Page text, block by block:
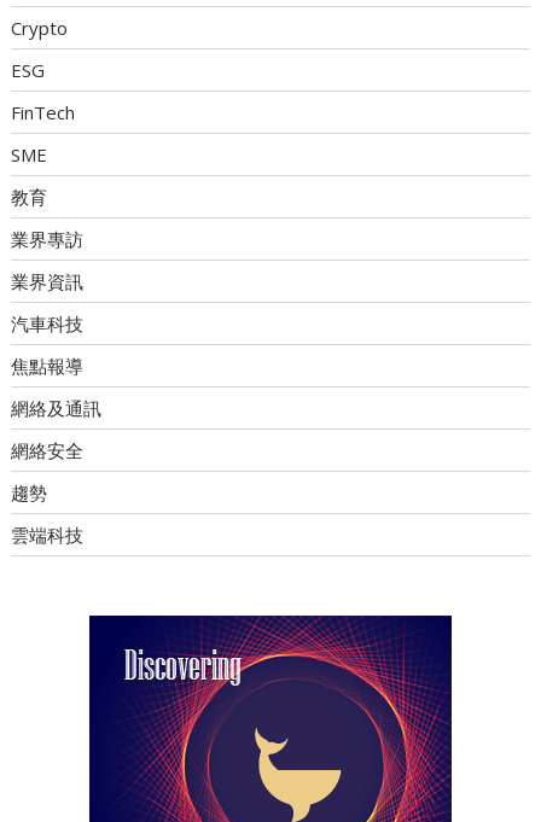
Crypto
ESG
FinTech
SME
教育
業界專訪
業界資訊
汽車科技
焦點報導
網絡及通訊
網絡安全
趨勢
雲端科技